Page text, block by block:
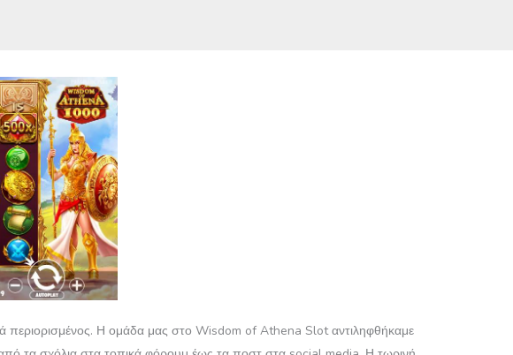
περιορισμένος. Η ομάδα μας στο Wisdom of Athena Slot αντιληφθήκαμε